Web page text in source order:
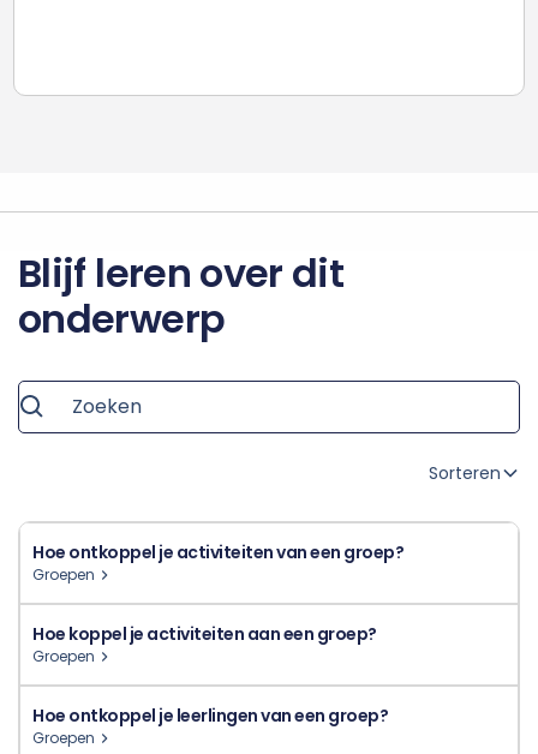
Blijf leren over dit
onderwerp
Sorteren
Hoe ontkoppel je activiteiten van een groep?
Groepen
Hoe koppel je activiteiten aan een groep?
Groepen
Hoe ontkoppel je leerlingen van een groep?
Groepen